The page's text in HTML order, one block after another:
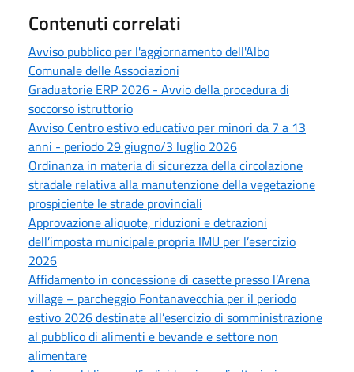
Contenuti correlati
Avviso pubblico per l'aggiornamento dell'Albo
Comunale delle Associazioni
Graduatorie ERP 2026 - Avvio della procedura di
soccorso istruttorio
Avviso Centro estivo educativo per minori da 7 a 13
anni - periodo 29 giugno/3 luglio 2026
Ordinanza in materia di sicurezza della circolazione
stradale relativa alla manutenzione della vegetazione
prospiciente le strade provinciali
Approvazione aliquote, riduzioni e detrazioni
dell’imposta municipale propria IMU per l’esercizio
2026
Affidamento in concessione di casette presso l’Arena
village – parcheggio Fontanavecchia per il periodo
estivo 2026 destinate all’esercizio di somministrazione
al pubblico di alimenti e bevande e settore non
alimentare